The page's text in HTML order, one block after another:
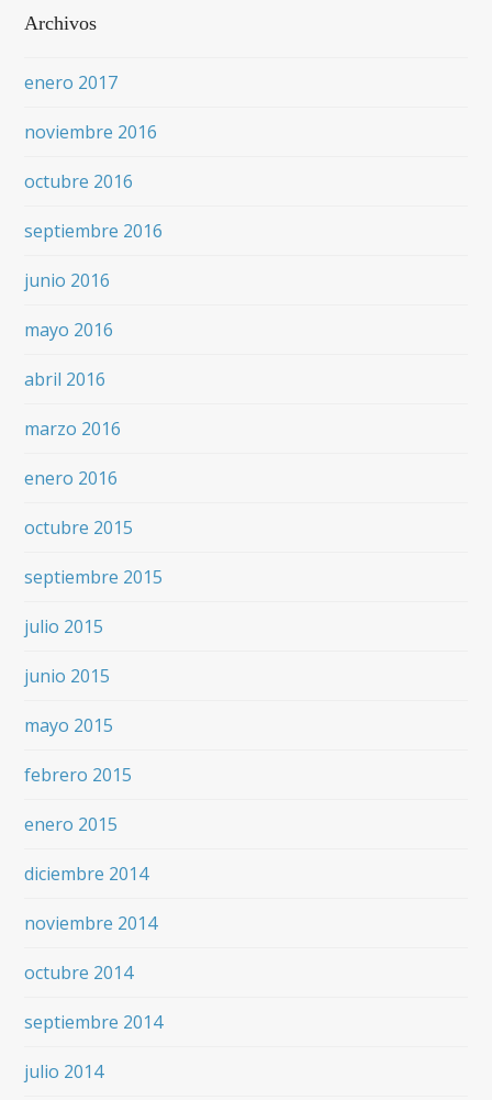
Archivos
enero 2017
noviembre 2016
octubre 2016
septiembre 2016
junio 2016
mayo 2016
abril 2016
marzo 2016
enero 2016
octubre 2015
septiembre 2015
julio 2015
junio 2015
mayo 2015
febrero 2015
enero 2015
diciembre 2014
noviembre 2014
octubre 2014
septiembre 2014
julio 2014